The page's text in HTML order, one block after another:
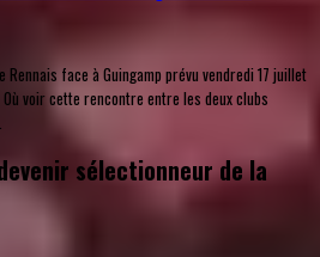
Rennais face à Guingamp prévu vendredi 17 juillet
voir cette rencontre entre les deux clubs
sélectionneur de la